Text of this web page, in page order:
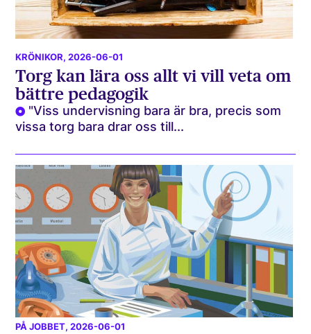
KRÖNIKOR, 2026-06-01
Torg kan lära oss allt vi vill veta om
bättre pedagogik
"Viss undervisning bara är bra, precis som
vissa torg bara drar oss till...
PÅ JOBBET, 2026-06-01